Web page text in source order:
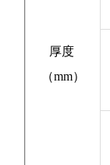
厚度
（mm）